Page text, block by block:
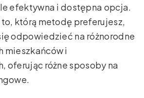
efektywna i dostępna opcja.
to, którą metodę preferujesz,
odpowiedzieć na różnorodne
mieszkańców i
oferując różne sposoby na